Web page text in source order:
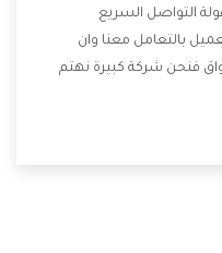
التواصل السريع
بالتعامل معنا وان
فنحن شركة كبيرة نهتم
التى تكون من أهم